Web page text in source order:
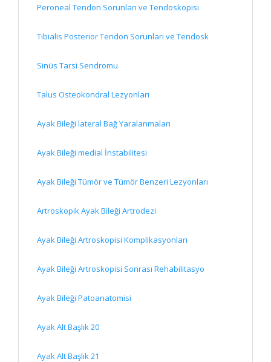
Peroneal Tendon Sorunları ve Tendoskopisi
Tibialis Posterior Tendon Sorunları ve Tendosk
Sinüs Tarsi Sendromu
Talus Osteokondral Lezyonları
Ayak Bileği lateral Bağ Yaralanmaları
Ayak Bileği medial İnstabilitesi
Ayak Bileği Tümör ve Tümör Benzeri Lezyonları
Artroskopik Ayak Bileği Artrodezi
Ayak Bileği Artroskopisi Komplikasyonları
Ayak Bileği Artroskopisi Sonrası Rehabilitasyo
Ayak Bileği Patoanatomisi
Ayak Alt Başlık 20
Ayak Alt Başlık 21